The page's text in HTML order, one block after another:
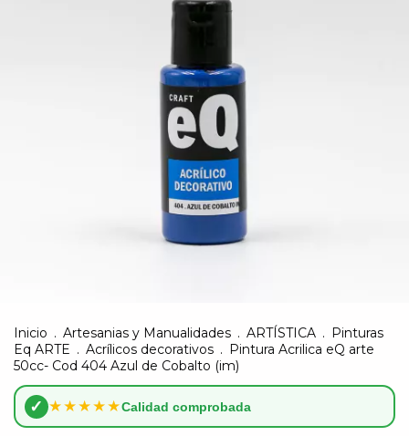
Inicio . Artesanias y Manualidades . ARTÍSTICA . Pinturas
Eq ARTE . Acrílicos decorativos . Pintura Acrilica eQ arte
50cc- Cod 404 Azul de Cobalto (im)
✓ ★★★★★Calidad comprobada